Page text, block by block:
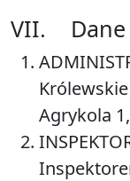
VII. Dane
Agrykola